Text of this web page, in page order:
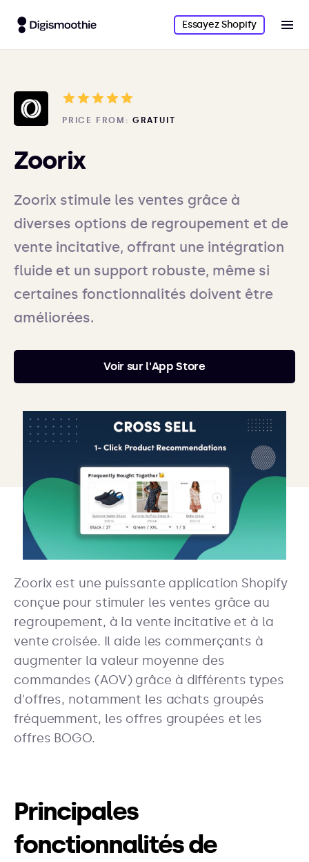
Essayez Shopify
PRICE FROM: GRATUIT
Zoorix
Zoorix stimule les ventes grâce à
diverses options de regroupement et de
vente incitative, offrant une intégration
fluide et un support robuste, même si
certaines fonctionnalités doivent être
améliorées.
Voir sur l'App Store
Zoorix est une puissante application Shopify
conçue pour stimuler les ventes grâce au
regroupement, à la vente incitative et à la
vente croisée. Il aide les commerçants à
augmenter la valeur moyenne des
commandes (AOV) grâce à différents types
d'offres, notamment les achats groupés
fréquemment, les offres groupées et les
offres BOGO.
Principales
fonctionnalités de